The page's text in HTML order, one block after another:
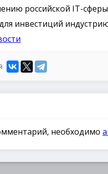
российской IT-
инвестиций
необходимо